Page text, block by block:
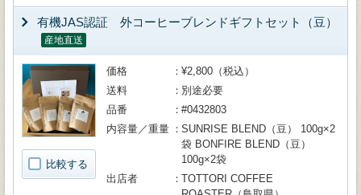
有機JAS認証 外コーヒーブレンドギフトセット（豆）
産地直送
比較する
価格
¥2,800（税込）
送料
別途必要
品番
#0432803
内容量／重量
SUNRISE BLEND（豆） 100g×2
袋 BONFIRE BLEND（豆）
100g×2袋
出店者
TOTTORI COFFEE